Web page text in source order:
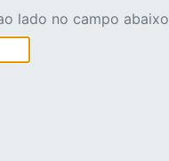
lado no campo abaixo